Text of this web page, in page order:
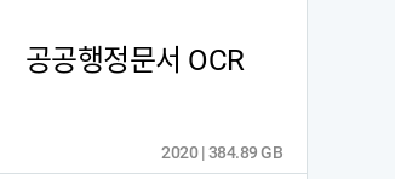
공공행정문서 OCR
2020 | 384.89 GB